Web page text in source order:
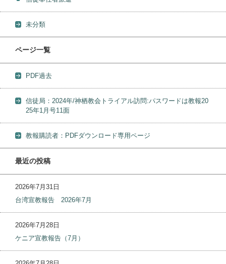
未分類
ページ一覧
PDF過去
信徒局：2024年/神栖教会トライアル訪問:パスワードは教報20
25年1月号11面
教報購読者：PDFダウンロード専用ページ
最近の投稿
2026年7月31日
台湾宣教報告 2026年7月
2026年7月28日
ケニア宣教報告（7月）